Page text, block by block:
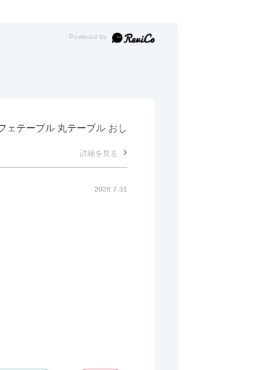
ェテーブル 丸テーブル おし
詳細を見る
2026.7.31